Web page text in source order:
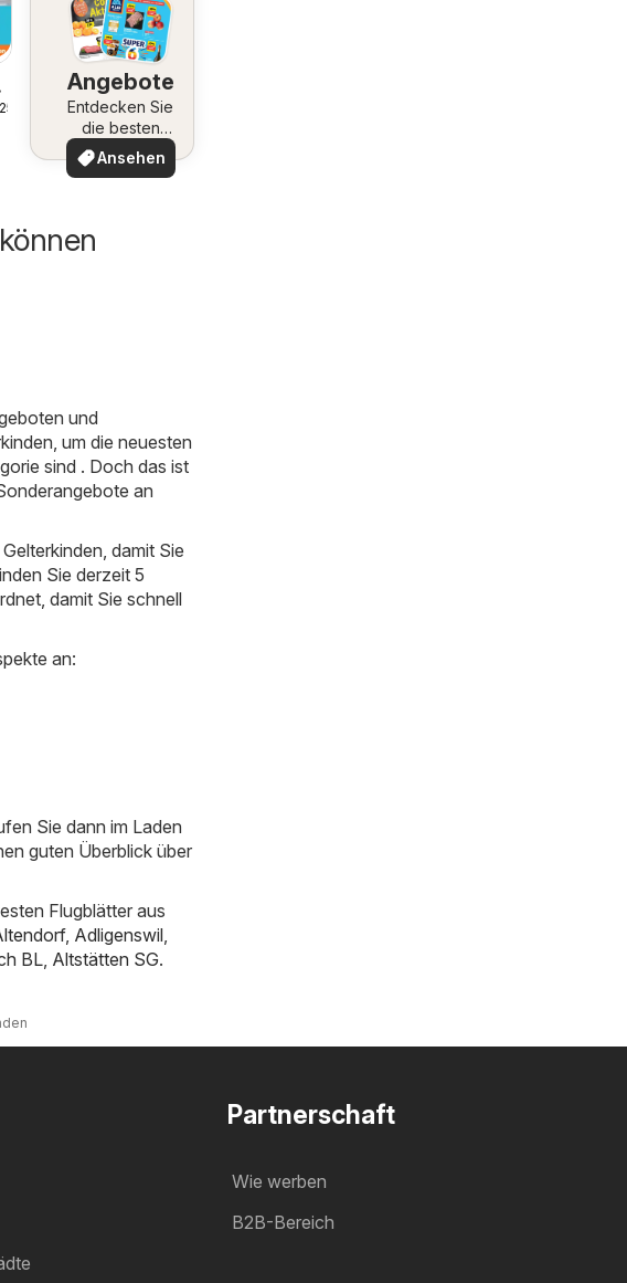
Angebote
Entdecken Sie
die besten
Angebote
Ansehen
und
um die neuesten
sind . Doch das ist
an
damit Sie
Sie derzeit 5
damit Sie schnell
an:
Sie dann im Laden
guten Überblick über
Flugblätter aus
, Adligenswil
BL Altstätten SG.
Partnerschaft
Wie werben
B2B-Bereich